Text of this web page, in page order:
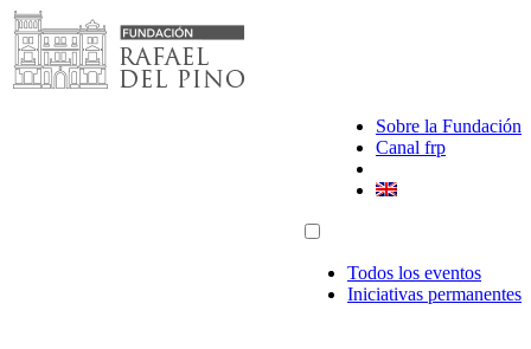
Saltar
al
contenido
Sobre la Fundación
Canal frp
Todos los eventos
Iniciativas permanentes